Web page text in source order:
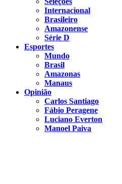
Internacional
Brasileiro
Amazonense
Série D
Esportes
Mundo
Brasil
Amazonas
Manaus
Opinião
Carlos Santiago
Fábio Peragene
Luciano Everton
Manoel Paiva